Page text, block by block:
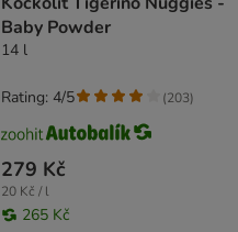
Baby Powder
14 l
279 Kč
20 Kč / l
265 Kč
Rating: 4/5 (203)